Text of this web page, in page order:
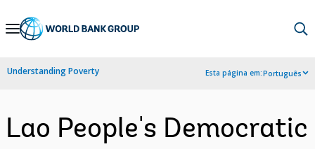
Skip
Navigation
Understanding Poverty Esta página em:Português
Lao People's Democratic